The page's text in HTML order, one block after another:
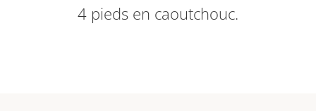
4 pieds en caoutchouc.